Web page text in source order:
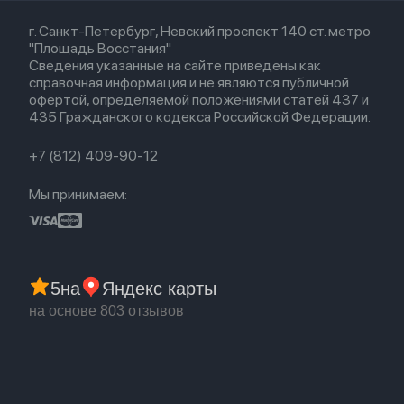
Airpods (1-е)
EarPods
Политика конфиденциальности
Оплата и доставка
Партнерская программа
Гарантия
Обмен и возврат
Бонусы
Новые поступления
Популярное
Акции
г. Санкт-Петербург, Невский проспект 140 ст. метро
"Площадь Восстания"
Сведения указанные на сайте приведены как
справочная информация и не являются публичной
офертой, определяемой положениями статей 437 и
435 Гражданского кодекса Российской Федерации.
+7 (812) 409-90-12
Мы принимаем:
5на Яндекс карты
на основе 803 отзывов